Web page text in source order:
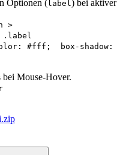
Optionen (label ) bei aktiver
>
.label
#fff; box-shadow:
bei Mouse-Hover.